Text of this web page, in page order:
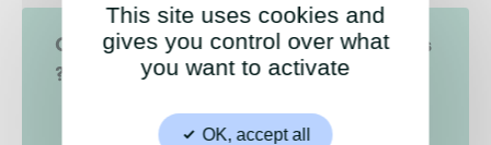
Cette page a-t-elle répondu à vos attentes
?
Non
This site uses cookies and
gives you control over what
you want to activate
OK, accept all